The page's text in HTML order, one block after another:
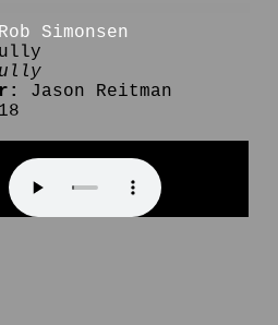
Rob Simonsen
Jason Reitman